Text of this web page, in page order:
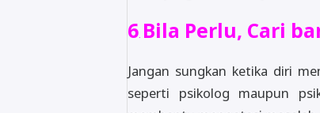
6. Bila Perlu, Cari
Jangan sungkan ketika diri
seperti psikolog maupun